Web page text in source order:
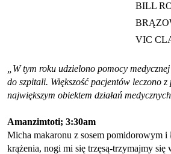
BILL
VIC
„W tym roku udzielono pomocy
do szpitali. Większość pacjentów leczono
największym obiektem działań
Amanzimtoti; 3:30am
Micha makaronu z sosem pomidorowym
krążenia, nogi mi się trzęsą-trzymajmy się